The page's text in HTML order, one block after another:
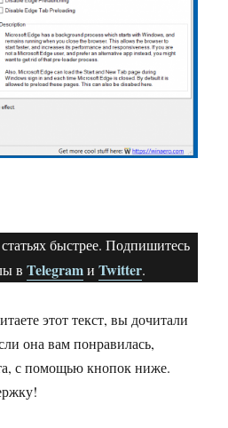
быстрее. Подпишитесь
в Telegramи Twitter.
этот текст, вы дочитали
она вам понравилась,
с помощью кнопок ниже.